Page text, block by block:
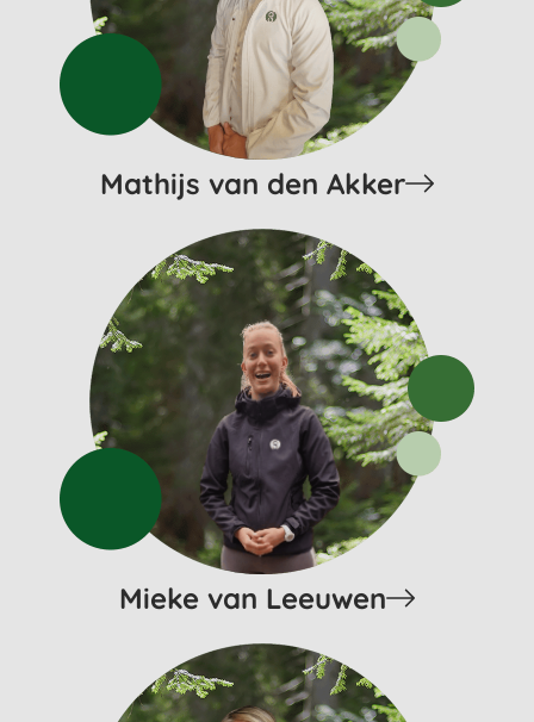
Mathijs van den Akker
Mieke van Leeuwen